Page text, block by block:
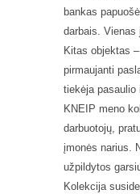
bankas
darbais. Vienas
Kitas objektas –
pirmaujanti
tiekėja pasaulio
KNEIP meno
darbuotojų,
įmonės narius.
užpildytos
Kolekcija